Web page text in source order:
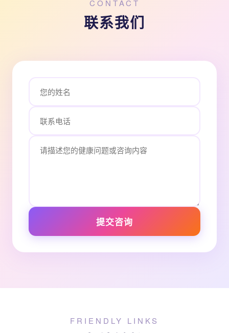
CONTACT
联系我们
提交咨询
FRIENDLY LINKS